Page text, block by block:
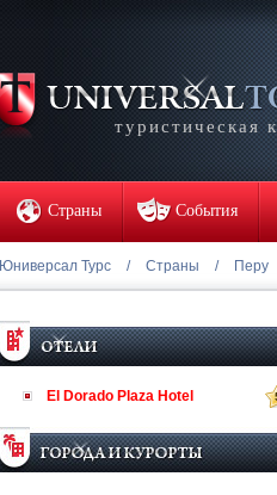
туристическая
Страны События
Юниверсал Турс / Страны / Перу
El Dorado Plaza Hotel